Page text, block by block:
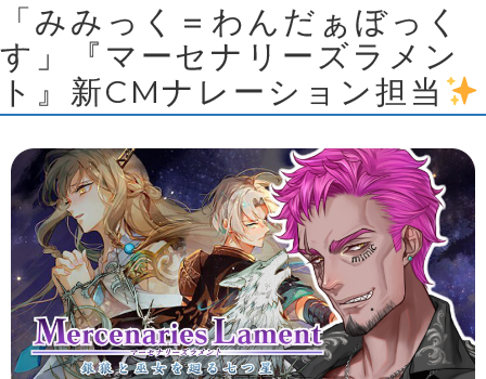
「みみっく＝わんだぁぼっく
す」『マーセナリーズラメン
ト』新CMナレーション担当